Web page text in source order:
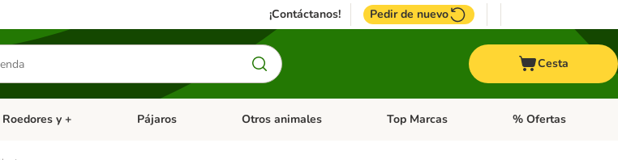
¡Contáctanos! Pedir de nuevo
Cesta
Vet.de categoria abierto: Antiparasitarios
Roedores y + Menú de categoria abierto: Roedores y +
Pájaros Menú de categoria abierto: Pájaros
Otros animales Menú de categoria abierto: Otros animales
Top Marcas Menú de categoria
% Ofertas